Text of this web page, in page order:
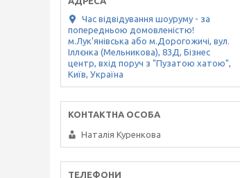
Час відвідування шоуруму - за
попередньою домовленістю!
м.Лук'янівська або м.Дорогожичі, вул.
Іллєнка (Мельникова), 83Д, Бізнес
центр, вхід поруч з "Пузатою хатою",
Київ, Україна
Наталія Куренкова